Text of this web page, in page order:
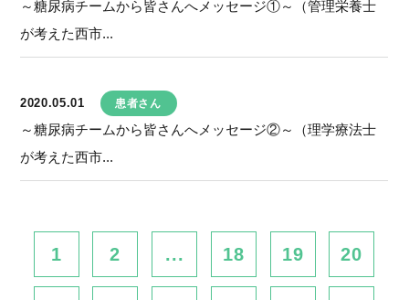
～糖尿病チームから皆さんへメッセージ①～（管理栄養士
が考えた西市...
2020.05.01 患者さん
～糖尿病チームから皆さんへメッセージ②～（理学療法士
が考えた西市...
1 2 ... 18 19 20